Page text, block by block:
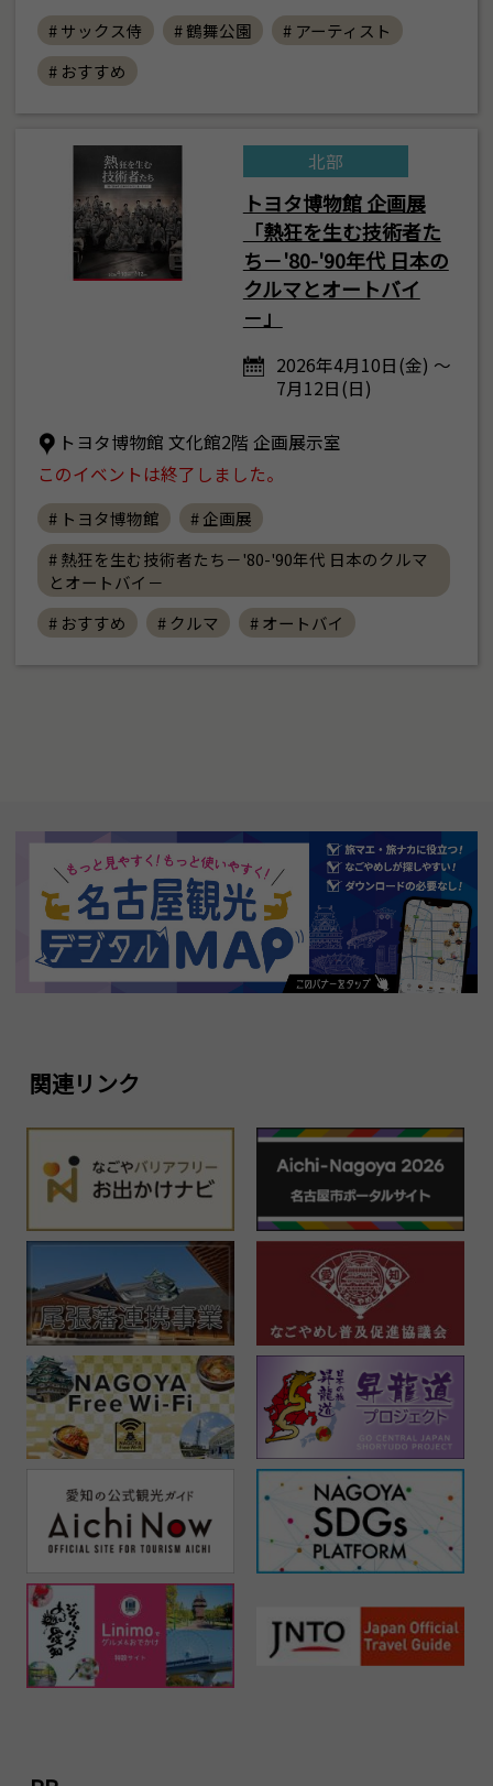
# サックス侍 # 鶴舞公園
# アーティスト
# おすすめ
北部
トヨタ博物館 企画展
「熱狂を生む技術者た
ち－'80-'90年代 日本の
クルマとオートバイ
－」
2026年4月10日(金) ～
7月12日(日)
トヨタ博物館 文化館2階 企画展示室
このイベントは終了しました。
# トヨタ博物館
# 企画展
# 熱狂を生む技術者たち－'80-'90年代 日本のクルマ
とオートバイ－
# おすすめ
# クルマ # オートバイ
関連リンク